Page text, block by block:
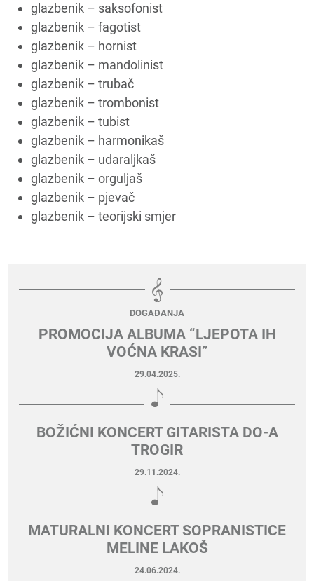
glazbenik – saksofonist
glazbenik – fagotist
glazbenik – hornist
glazbenik – mandolinist
glazbenik – trubač
glazbenik – trombonist
glazbenik – tubist
glazbenik – harmonikaš
glazbenik – udaraljkaš
glazbenik – orguljaš
glazbenik – pjevač
glazbenik – teorijski smjer
DOGAĐANJA
PROMOCIJA ALBUMA “LJEPOTA IH
VOĆNA KRASI”
29.04.2025.
BOŽIĆNI KONCERT GITARISTA DO-A
TROGIR
29.11.2024.
MATURALNI KONCERT SOPRANISTICE
MELINE LAKOŠ
24.06.2024.